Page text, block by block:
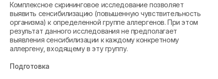
Комплексное скрининговое исследование позволяет
выявить сенсибилизацию (повышенную чувствительность
организма) к определенной группе аллергенов. При этом
результат данного исследования не предполагает
выявления сенсибилизации к каждому конкретному
аллергену, входящему в эту группу.
Подготовка